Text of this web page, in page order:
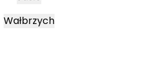
Wałbrzych